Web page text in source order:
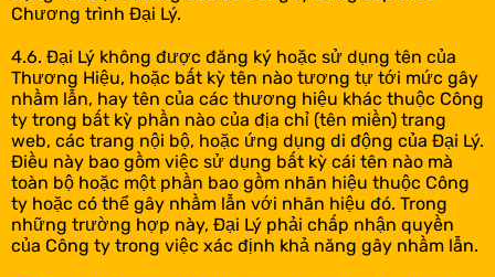
Chương trình Đại Lý.
4.6. Đại Lý không được đăng ký hoặc sử dụng tên của
Thương Hiệu, hoặc bất kỳ tên nào tương tự tới mức gây
nhầm lẫn, hay tên của các thương hiệu khác thuộc Công
ty trong bất kỳ phần nào của địa chỉ (tên miền) trang
web, các trang nội bộ, hoặc ứng dụng di động của Đại Lý.
Điều này bao gồm việc sử dụng bất kỳ cái tên nào mà
toàn bộ hoặc một phần bao gồm nhãn hiệu thuộc Công
ty hoặc có thể gây nhầm lẫn với nhãn hiệu đó. Trong
những trường hợp này, Đại Lý phải chấp nhận quyền
của Công ty trong việc xác định khả năng gây nhầm lẫn.